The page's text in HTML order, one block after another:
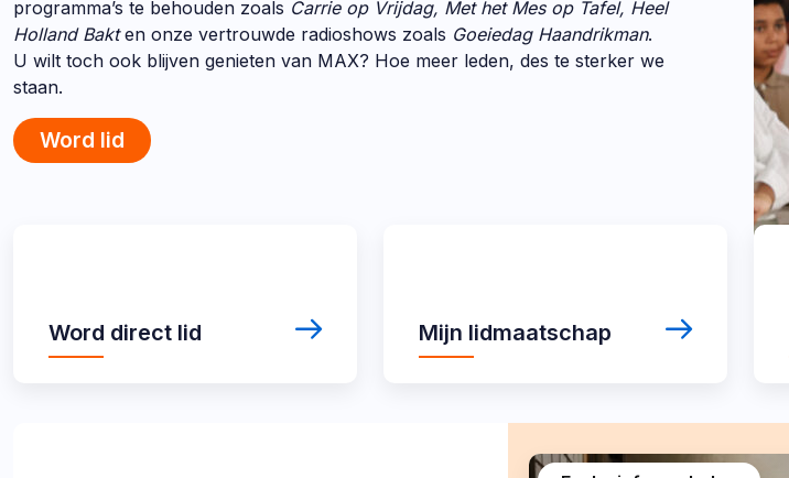
programma’s te behouden zoals Carrie op Vrijdag, Met het Mes op Tafel, Heel
Holland Bakten onze vertrouwde radioshows zoals Goeiedag Haandrikman.
U wilt toch ook blijven genieten van MAX? Hoe meer leden, des te sterker we
staan.
Word lid
linksWord direct lid Mijn lidmaatschap
MAX